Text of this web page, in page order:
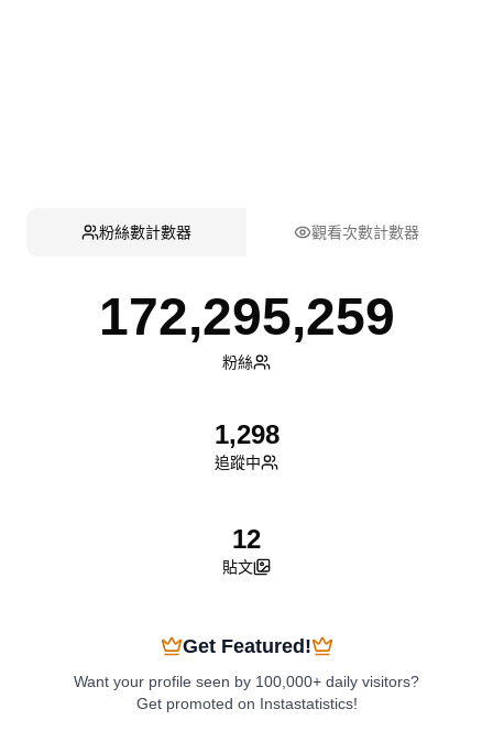
粉絲數計數器 觀看次數計數器
172,295,259
粉絲
1,298
追蹤中
12
貼文
Get Featured!
Want your profile seen by 100,000+ daily visitors?
Get promoted on Instastatistics!